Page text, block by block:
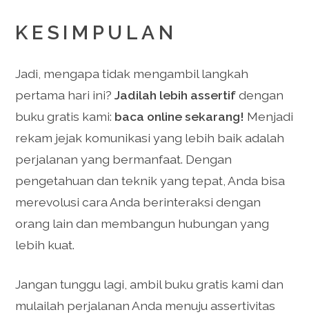
KESIMPULAN
Jadi, mengapa tidak mengambil langkah
pertama hari ini?Jadilah lebih assertifdengan
buku gratis kami: baca online sekarang! Menjadi
rekam jejak komunikasi yang lebih baik adalah
perjalanan yang bermanfaat. Dengan
pengetahuan dan teknik yang tepat, Anda bisa
merevolusi cara Anda berinteraksi dengan
orang lain dan membangun hubungan yang
lebih kuat.
Jangan tunggu lagi, ambil buku gratis kami dan
mulailah perjalanan Anda menuju assertivitas